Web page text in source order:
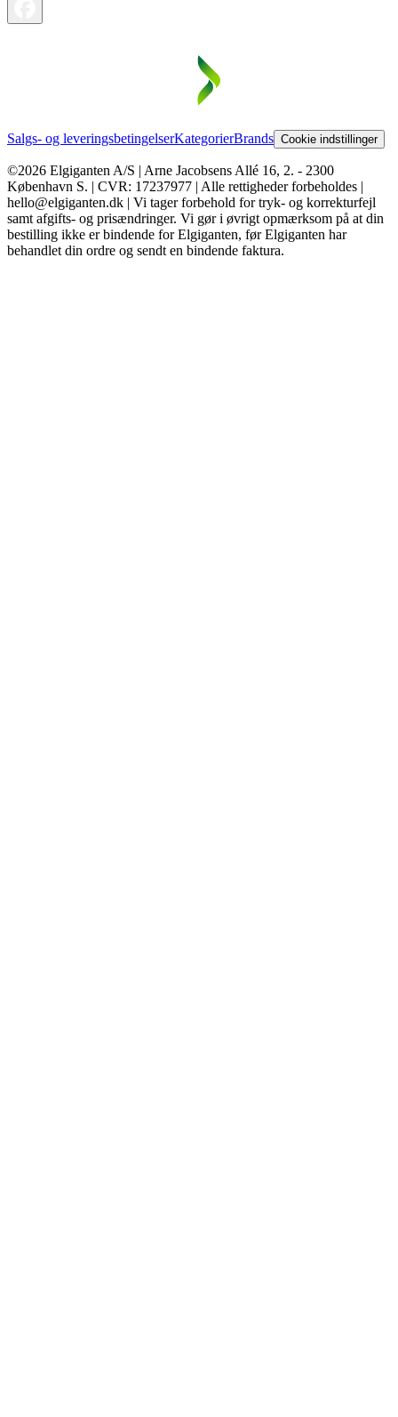
Salgs- og leveringsbetingelserKategorierBrands Cookie indstillinger
©2026 Elgiganten A/S | Arne Jacobsens Allé 16, 2. - 2300
København S. | CVR: 17237977 | Alle rettigheder forbeholdes |
hello@elgiganten.dk | Vi tager forbehold for tryk- og korrekturfejl
samt afgifts- og prisændringer. Vi gør i øvrigt opmærksom på at din
bestilling ikke er bindende for Elgiganten, før Elgiganten har
behandlet din ordre og sendt en bindende faktura.